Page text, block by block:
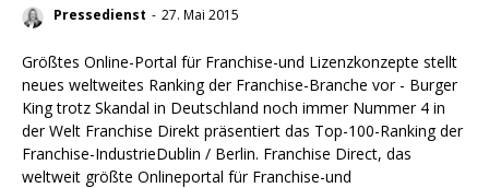
Pressedienst - 27. Mai 2015
Größtes Online-Portal für Franchise-und Lizenzkonzepte stellt
neues weltweites Ranking der Franchise-Branche vor - Burger
King trotz Skandal in Deutschland noch immer Nummer 4 in
der Welt Franchise Direkt präsentiert das Top-100-Ranking der
Franchise-IndustrieDublin / Berlin. Franchise Direct, das
weltweit größte Onlineportal für Franchise-und